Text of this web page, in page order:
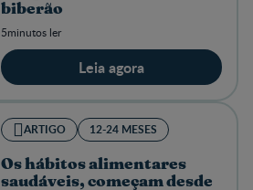
biberão
5minutos ler
Leia agora
ARTIGO 12-24 MESES
Os hábitos alimentares
saudáveis, começam desde